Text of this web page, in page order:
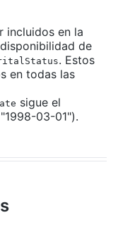
incluidos en la
de
. Estos
en todas las
sigue el
03-01").